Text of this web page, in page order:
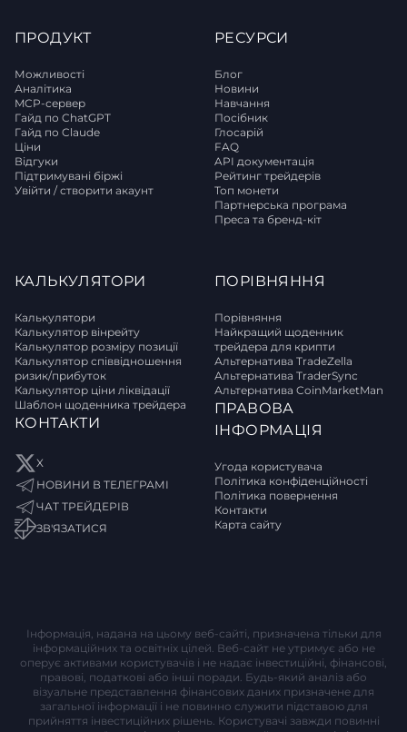
ПРОДУКТ
Можливості
Аналітика
MCP-сервер
Гайд по ChatGPT
Гайд по Claude
Ціни
Відгуки
Підтримувані біржі
Увійти / створити акаунт
РЕСУРСИ
Блог
Новини
Навчання
Посібник
Глосарій
FAQ
API документація
Рейтинг трейдерів
Топ монети
Партнерська програма
Преса та бренд-кіт
КАЛЬКУЛЯТОРИ
Калькулятори
Калькулятор вінрейту
Калькулятор розміру позиції
Калькулятор співвідношення
ризик/прибуток
Калькулятор ціни ліквідації
Шаблон щоденника трейдера
КОНТАКТИ
X
НОВИНИ В ТЕЛЕГРАМІ
ЧАТ ТРЕЙДЕРІВ
ЗВ'ЯЗАТИСЯ
ПОРІВНЯННЯ
Порівняння
Найкращий щоденник
трейдера для крипти
Альтернатива TradeZella
Альтернатива TraderSync
Альтернатива CoinMarketMan
ПРАВОВА
ІНФОРМАЦІЯ
Угода користувача
Політика конфіденційності
Політика повернення
Контакти
Карта сайту
Інформація, надана на цьому веб-сайті, призначена тільки для
інформаційних та освітніх цілей. Веб-сайт не утримує або не
оперує активами користувачів і не надає інвестиційні, фінансові,
правові, податкові або інші поради. Будь-який аналіз або
візуальне представлення фінансових даних призначене для
загальної інформації і не повинно служити підставою для
прийняття інвестиційних рішень. Користувачі завжди повинні